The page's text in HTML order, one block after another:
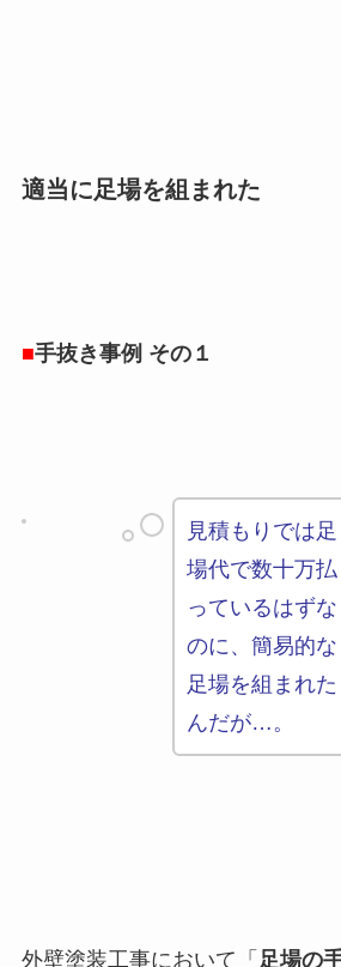
適当に足場を組まれた
■手抜き事例 その１
見積もりでは足
場代で数十万払
っているはずな
のに、簡易的な
足場を組まれた
んだが…。
外壁塗装工事において「 足場の